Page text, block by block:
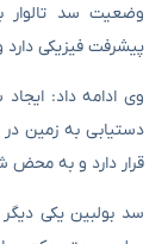
پیشرفت فیزیکی
وی ادامه داد:
دستیابی به زمین
قرار دارد و به